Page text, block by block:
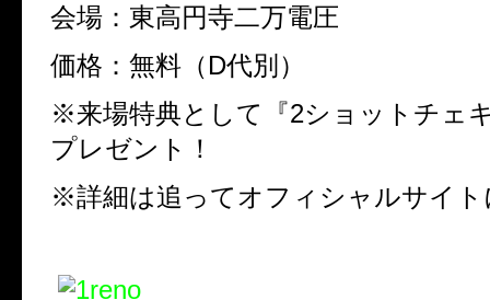
会場：東高円寺二万電圧
価格：無料（D代別）
※来場特典として『2ショットチェ
プレゼント！
※詳細は追ってオフィシャルサイト